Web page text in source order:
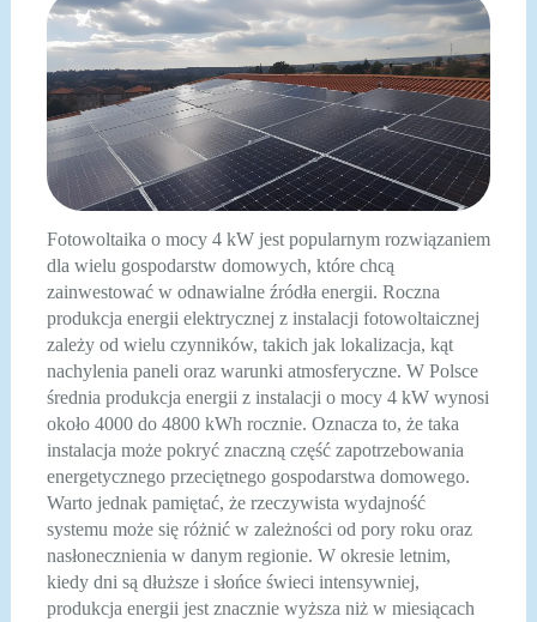
Fotowoltaika o mocy 4 kW jest popularnym rozwiązaniem
dla wielu gospodarstw domowych, które chcą
zainwestować w odnawialne źródła energii. Roczna
produkcja energii elektrycznej z instalacji fotowoltaicznej
zależy od wielu czynników, takich jak lokalizacja, kąt
nachylenia paneli oraz warunki atmosferyczne. W Polsce
średnia produkcja energii z instalacji o mocy 4 kW wynosi
około 4000 do 4800 kWh rocznie. Oznacza to, że taka
instalacja może pokryć znaczną część zapotrzebowania
energetycznego przeciętnego gospodarstwa domowego.
Warto jednak pamiętać, że rzeczywista wydajność
systemu może się różnić w zależności od pory roku oraz
nasłonecznienia w danym regionie. W okresie letnim,
kiedy dni są dłuższe i słońce świeci intensywniej,
produkcja energii jest znacznie wyższa niż w miesiącach